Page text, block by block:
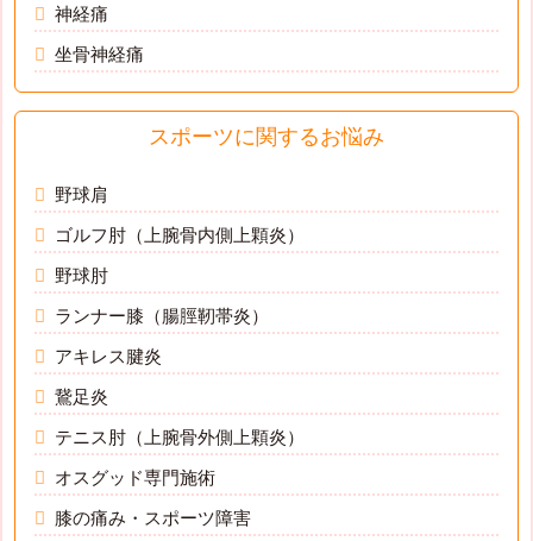
神経痛
坐骨神経痛
スポーツに関するお悩み
野球肩
ゴルフ肘（上腕骨内側上顆炎）
野球肘
ランナー膝（腸脛靭帯炎）
アキレス腱炎
鵞足炎
テニス肘（上腕骨外側上顆炎）
オスグッド専門施術
膝の痛み・スポーツ障害